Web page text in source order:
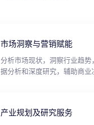
市场洞察与营销赋能
分析市场现状，洞察行业趋势
据分析和深度研究，辅助商业
产业规划及研究服务